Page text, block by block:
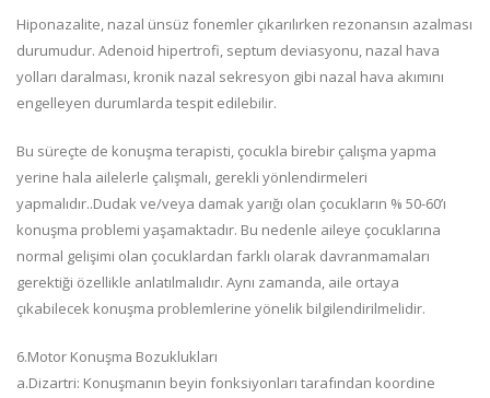
Hiponazalite, nazal ünsüz fonemler çıkarılırken rezonansın azalması
durumudur. Adenoid hipertrofi, septum deviasyonu, nazal hava
yolları daralması, kronik nazal sekresyon gibi nazal hava akımını
engelleyen durumlarda tespit edilebilir.
Bu süreçte de konuşma terapisti, çocukla birebir çalışma yapma
yerine hala ailelerle çalışmalı, gerekli yönlendirmeleri
yapmalıdır..Dudak ve/veya damak yarığı olan çocukların % 50-60’ı
konuşma problemi yaşamaktadır. Bu nedenle aileye çocuklarına
normal gelişimi olan çocuklardan farklı olarak davranmamaları
gerektiği özellikle anlatılmalıdır. Aynı zamanda, aile ortaya
çıkabilecek konuşma problemlerine yönelik bilgilendirilmelidir.
6.Motor Konuşma Bozuklukları
a.Dizartri: Konuşmanın beyin fonksiyonları tarafından koordine